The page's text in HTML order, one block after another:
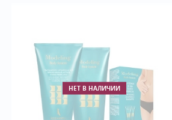
НЕТ В НАЛИЧИИ